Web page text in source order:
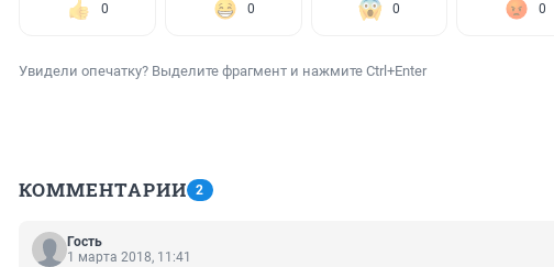
0 0 0 0
Увидели опечатку? Выделите фрагмент и нажмите Ctrl+Enter
КОММЕНТАРИИ 2
Гость
1 марта 2018, 11:41